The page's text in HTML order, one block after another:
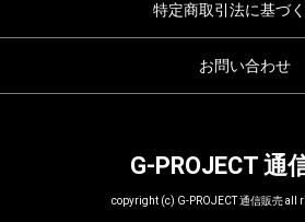
特定商取引法に基づ
お問い合わせ
G-PROJECT 通
copyright (c) G-PROJECT 通信販売 all